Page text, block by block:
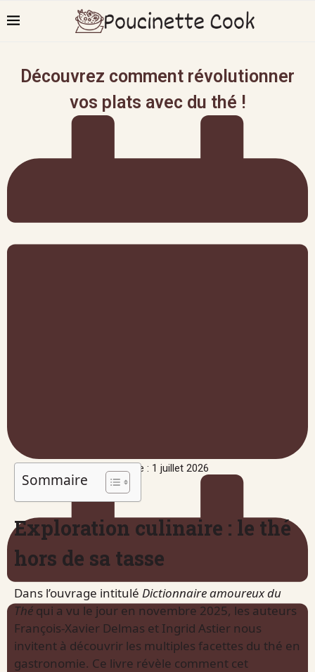
Découvrez comment révolutionner
vos plats avec du thé !
Publié le : 1 juillet 2026
Sommaire
Exploration culinaire : le thé
hors de sa tasse
Dans l’ouvrage intitulé Dictionnaire amoureux du
Thé qui a vu le jour en novembre 2025, les auteurs
François-Xavier Delmas et Ingrid Astier nous
invitent à découvrir les multiples facettes du thé en
gastronomie. Ce livre révèle comment cet